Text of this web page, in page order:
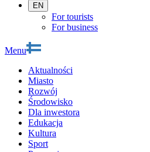
EN
For tourists
For business
Menu
Aktualności
Miasto
Rozwój
Środowisko
Dla inwestora
Edukacja
Kultura
Sport